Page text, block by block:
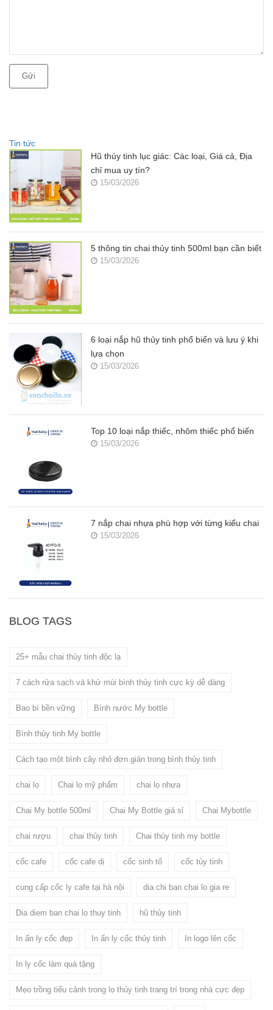
Gửi
Tin tức
Hũ thủy tinh lục giác: Các loại, Giá cả, Địa
chỉ mua uy tín?
15/03/2026
5 thông tin chai thủy tinh 500ml bạn cần biết
15/03/2026
6 loại nắp hũ thủy tinh phổ biến và lưu ý khi
lựa chọn
15/03/2026
Top 10 loại nắp thiếc, nhôm thiếc phổ biến
15/03/2026
7 nắp chai nhựa phù hợp với từng kiểu chai
15/03/2026
BLOG TAGS
25+ mẫu chai thủy tinh độc lạ
7 cách rửa sạch và khử mùi bình thủy tinh cực kỳ dễ dàng
Bao bì bền vững Bình nước My bottle
Bình thủy tinh My bottle
Cách tạo một bình cây nhỏ đơn giản trong bình thủy tinh
chai lọ Chai lọ mỹ phẩm chai lọ nhựa
Chai My bottle 500ml Chai My Bottle giá sỉ Chai Mybottle
chai rượu chai thủy tinh Chai thủy tinh my bottle
cốc cafe cốc cafe dị cốc sinh tố cốc tủy tinh
cung cấp cốc ly cafe tại hà nội dia chi ban chai lo gia re
Dia diem ban chai lo thuy tinh hũ thủy tinh
In ấn ly cốc đẹp In ấn ly cốc thủy tinh In logo lên cốc
In ly cốc làm quà tặng
Mẹo trồng tiểu cảnh trong lọ thủy tinh trang trí trong nhà cực đẹp